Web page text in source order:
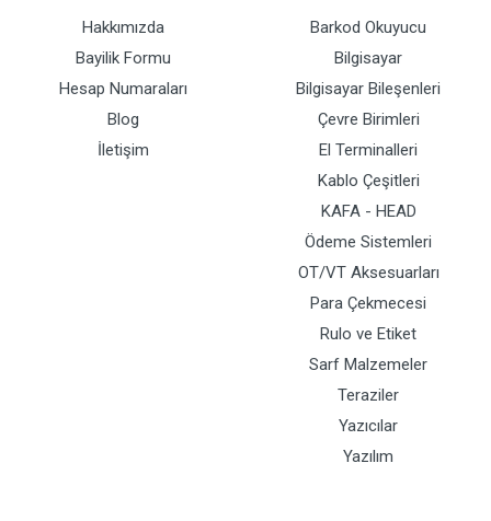
Hakkımızda
Bayilik Formu
Hesap Numaraları
Blog
İletişim
Barkod Okuyucu
Bilgisayar
Bilgisayar Bileşenleri
Çevre Birimleri
El Terminalleri
Kablo Çeşitleri
KAFA - HEAD
Ödeme Sistemleri
OT/VT Aksesuarları
Para Çekmecesi
Rulo ve Etiket
Sarf Malzemeler
Teraziler
Yazıcılar
Yazılım